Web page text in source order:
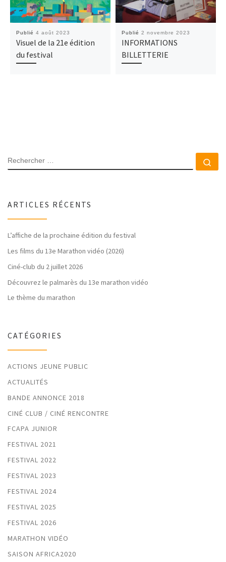
Publié 4 août 2023
Visuel de la 21e édition
du festival
Publié 2 novembre 2023
INFORMATIONS
BILLETTERIE
RECHERCHER
ARTICLES RÉCENTS
L’affiche de la prochaine édition du festival
Les films du 13e Marathon vidéo (2026)
Ciné-club du 2 juillet 2026
Découvrez le palmarès du 13e marathon vidéo
Le thème du marathon
CATÉGORIES
ACTIONS JEUNE PUBLIC
ACTUALITÉS
BANDE ANNONCE 2018
CINÉ CLUB / CINÉ RENCONTRE
FCAPA JUNIOR
FESTIVAL 2021
FESTIVAL 2022
FESTIVAL 2023
FESTIVAL 2024
FESTIVAL 2025
FESTIVAL 2026
MARATHON VIDÉO
SAISON AFRICA2020